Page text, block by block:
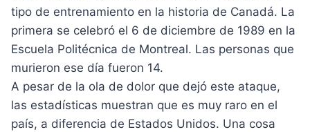
tipo de entrenamiento en la historia de Canadá. La
primera se celebró el 6 de diciembre de 1989 en la
Escuela Politécnica de Montreal. Las personas que
murieron ese día fueron 14.
A pesar de la ola de dolor que dejó este ataque,
las estadísticas muestran que es muy raro en el
país, a diferencia de Estados Unidos. Una cosa